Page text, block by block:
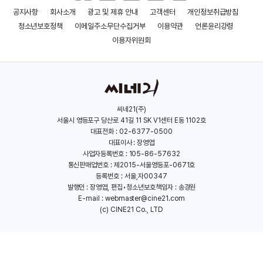
이쁜이 동백아가씨
공지사항 회사소개 광고 및 제휴 안내 고객센터
개인정보취급방침
청소년보호정책
이메일주소무단수집거부 이용약관
언론윤리강령
이용자위원회
씨네21(주)
서울시 영등포구 당산로 41길 11 SK V1센터 E동 1102호
대표전화 : 02-6377-0500
대표이사 : 장영엽
사업자등록번호 : 105-86-57632
통신판매업번호 : 제2015-서울영등포-0671호
등록번호 : 서울,자00347
발행인 : 장영엽, 편집•청소년보호책임자 : 송경원
E-mail : webmaster@cine21.com
(c) CINE21 Co., LTD